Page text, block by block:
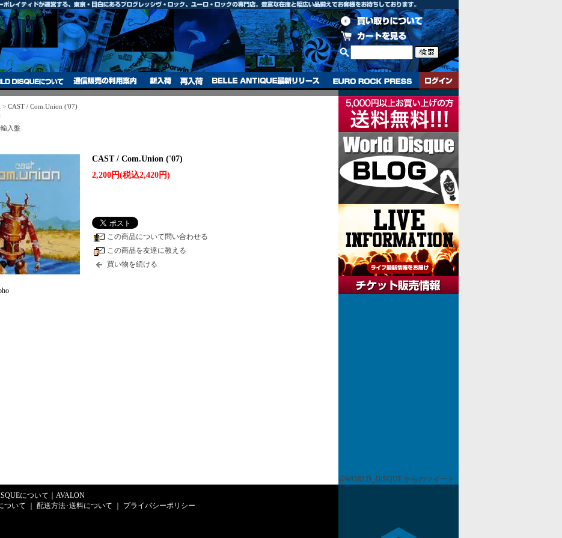
> CAST / Com.Union ('07)
入盤
CAST / Com.Union ('07)
2,200円(税込2,420円)
この商品について問い合わせる
この商品を友達に教える
買い物を続ける
@WORLD_DISQUE からのツイート
について
AVALON
ついて 配送方法･送料について プライバシーポリシー